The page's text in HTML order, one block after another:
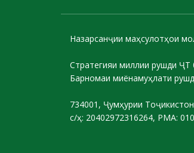
Назарсанҷии маҳсулотҳои
Стратегияи миллии рушди ҶТ
Барномаи миёнамуҳлати
734001, Ҷумҳурии
с/ҳ: 20402972316264, РМА: